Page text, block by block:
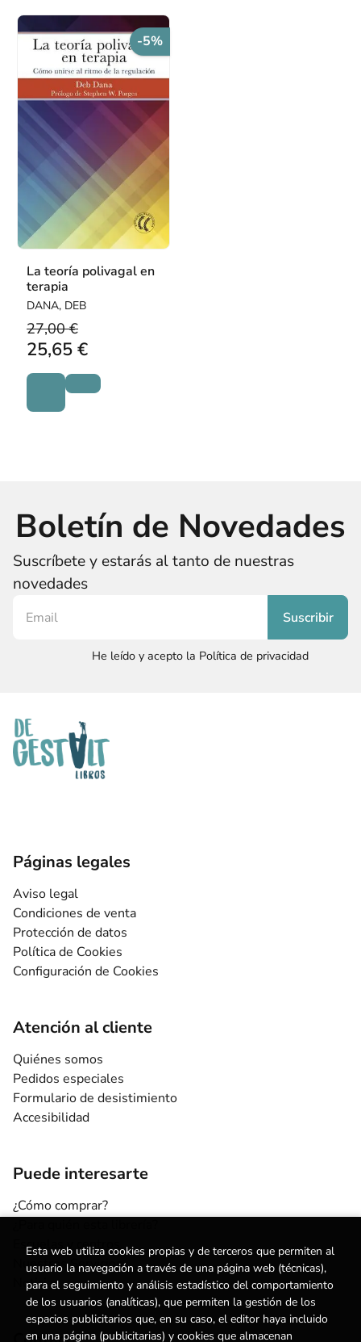
-5%
La teoría polivagal en
terapia
DANA, DEB
27,00 €
25,65 €
Boletín de Novedades
Suscríbete y estarás al tanto de nuestras
novedades
He leído y acepto la Política de privacidad
Páginas legales
Aviso legal
Condiciones de venta
Protección de datos
Política de Cookies
Configuración de Cookies
Atención al cliente
Quiénes somos
Pedidos especiales
Formulario de desistimiento
Accesibilidad
Puede interesarte
¿Cómo comprar?
Escuelas y centros
Nuestros Servicios
Noticias
Esta web utiliza cookies propias y de terceros que permiten al
usuario la navegación a través de una página web (técnicas),
para el seguimiento y análisis estadístico del comportamiento
de los usuarios (analíticas), que permiten la gestión de los
espacios publicitarios que, en su caso, el editor haya incluido
en una página (publicitarias) y cookies que almacenan